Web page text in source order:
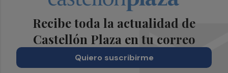
Recibe toda la actualidad de
Castellón Plaza en tu correo
Quiero suscribirme